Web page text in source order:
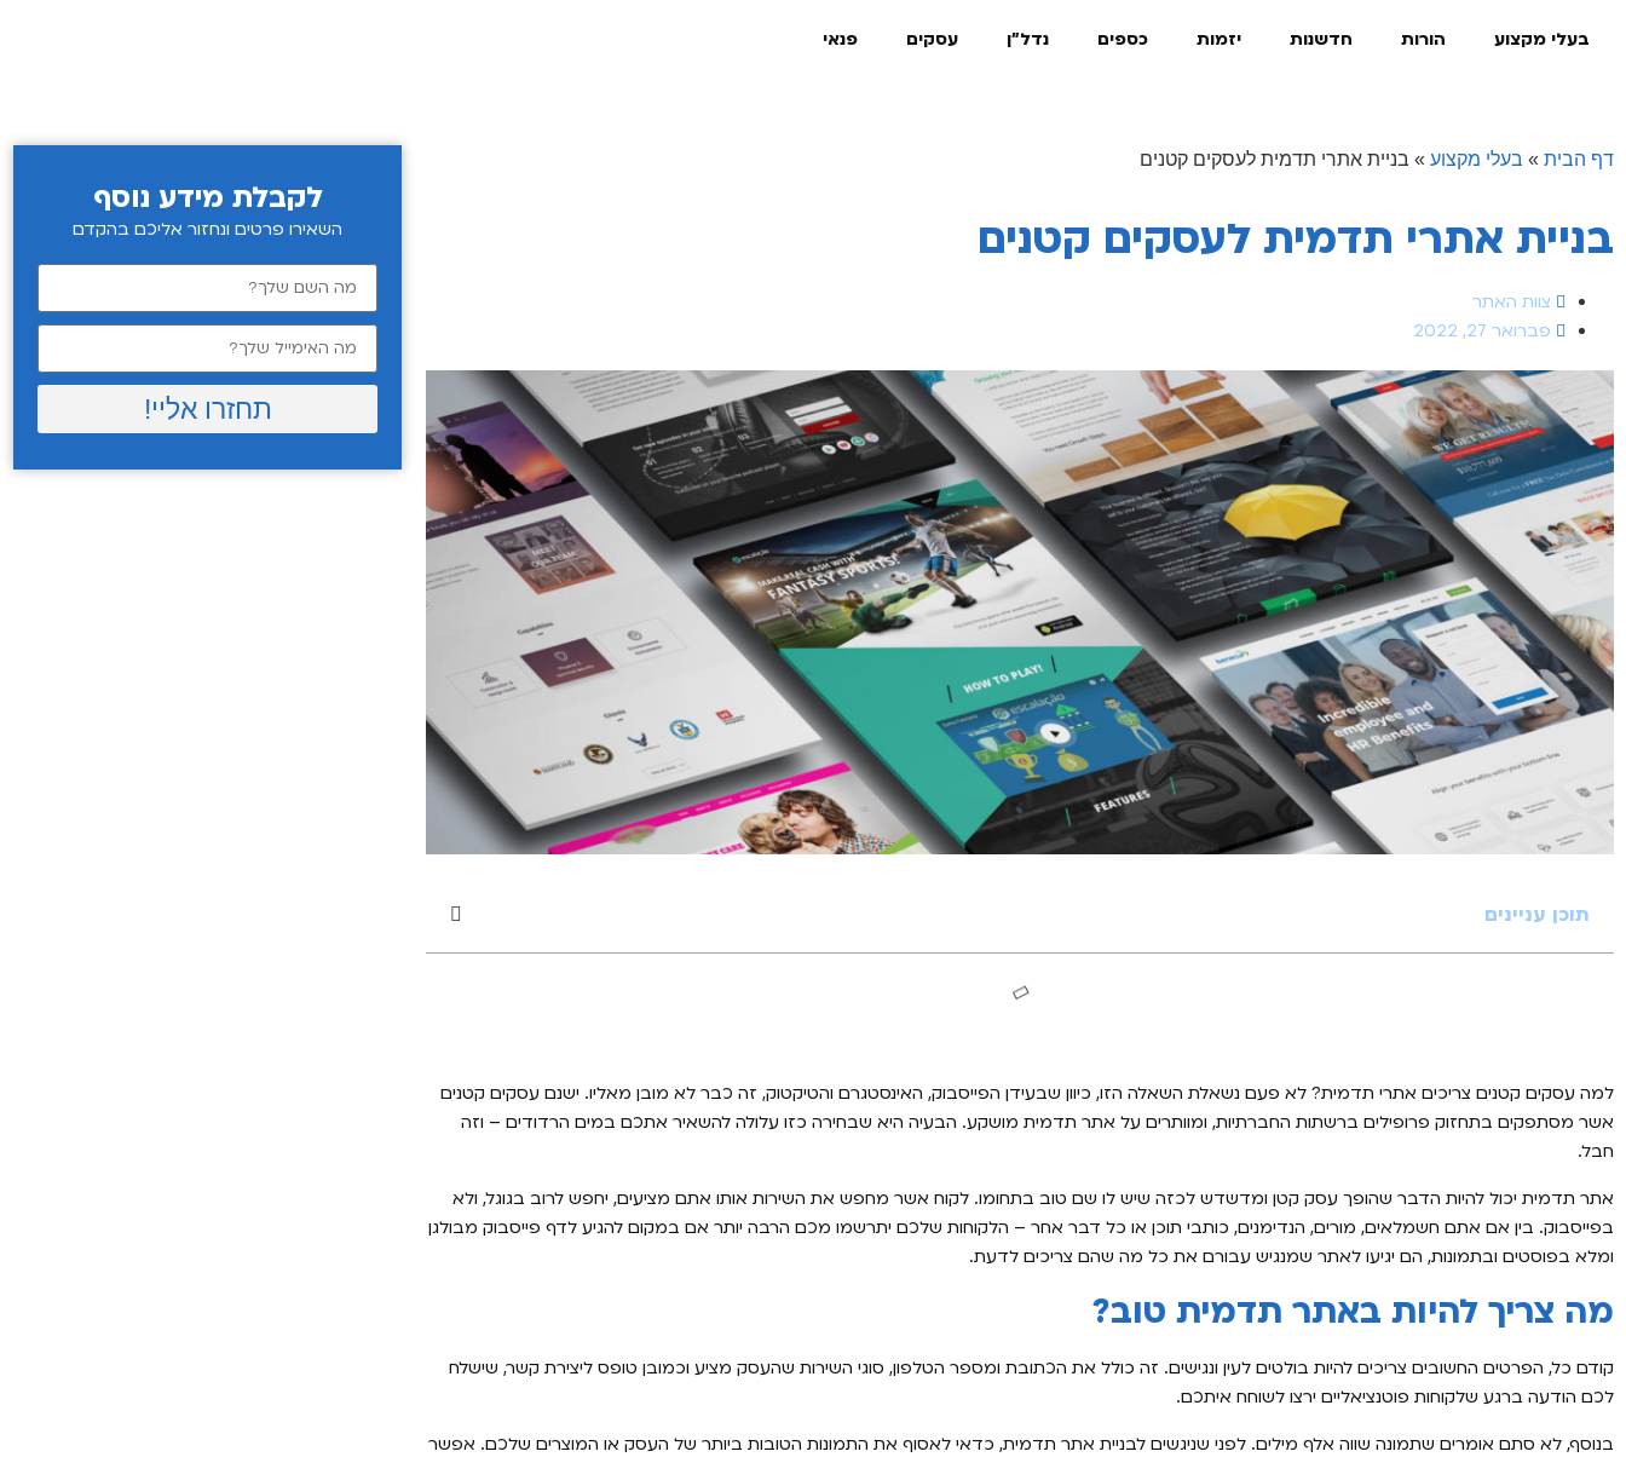
בעלי מקצוע הורות חדשנות יזמות כספים נדל"ן עסקים פנאי
דף הבית » בעלי מקצוע » בניית אתרי תדמית לעסקים קטנים
בניית אתרי תדמית לעסקים קטנים
צוות האתר
פברואר 27, 2022
תוכן עניינים
למה עסקים קטנים צריכים אתרי תדמית? לא פעם נשאלת השאלה הזו, כיוון שבעידן הפייסבוק, האינסטגרם והטיקטוק, זה כבר לא מובן מאליו. ישנם עסקים קטנים
אשר מסתפקים בתחזוק פרופילים ברשתות החברתיות, ומוותרים על אתר תדמית מושקע. הבעיה היא שבחירה כזו עלולה להשאיר אתכם במים הרדודים – וזה
חבל.
אתר תדמית יכול להיות הדבר שהופך עסק קטן ומדשדש לכזה שיש לו שם טוב בתחומו. לקוח אשר מחפש את השירות אותו אתם מציעים, יחפש לרוב בגוגל, ולא
בפייסבוק. בין אם אתם חשמלאים, מורים, הנדימנים, כותבי תוכן או כל דבר אחר – הלקוחות שלכם יתרשמו מכם הרבה יותר אם במקום להגיע לדף פייסבוק מבולגן
ומלא בפוסטים ובתמונות, הם יגיעו לאתר שמנגיש עבורם את כל מה שהם צריכים לדעת.
מה צריך להיות באתר תדמית טוב?
קודם כל, הפרטים החשובים צריכים להיות בולטים לעין ונגישים. זה כולל את הכתובת ומספר הטלפון, סוגי השירות שהעסק מציע וכמובן טופס ליצירת קשר, שישלח
לכם הודעה ברגע שלקוחות פוטנציאליים ירצו לשוחח איתכם.
בנוסף, לא סתם אומרים שתמונה שווה אלף מילים. לפני שניגשים לבניית אתר תדמית, כדאי לאסוף את התמונות הטובות ביותר של העסק או המוצרים שלכם. אפשר
לקבלת מידע נוסף
השאירו פרטים ונחזור אליכם בהקדם
תחזרו אליי!